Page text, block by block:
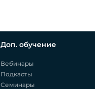
Доп. обучение
Вебинары
Подкасты
Семинары